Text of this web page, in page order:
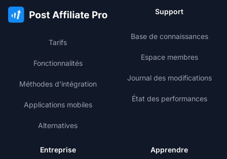
Tarifs
Fonctionnalités
Méthodes d'intégration
Applications mobiles
Alternatives
Support
Base de connaissances
Espace membres
Journal des modifications
État des performances
Entreprise Apprendre